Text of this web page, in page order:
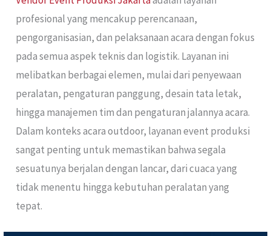
profesional yang mencakup perencanaan,
pengorganisasian, dan pelaksanaan acara dengan fokus
pada semua aspek teknis dan logistik. Layanan ini
melibatkan berbagai elemen, mulai dari penyewaan
peralatan, pengaturan panggung, desain tata letak,
hingga manajemen tim dan pengaturan jalannya acara.
Dalam konteks acara outdoor, layanan event produksi
sangat penting untuk memastikan bahwa segala
sesuatunya berjalan dengan lancar, dari cuaca yang
tidak menentu hingga kebutuhan peralatan yang
tepat.